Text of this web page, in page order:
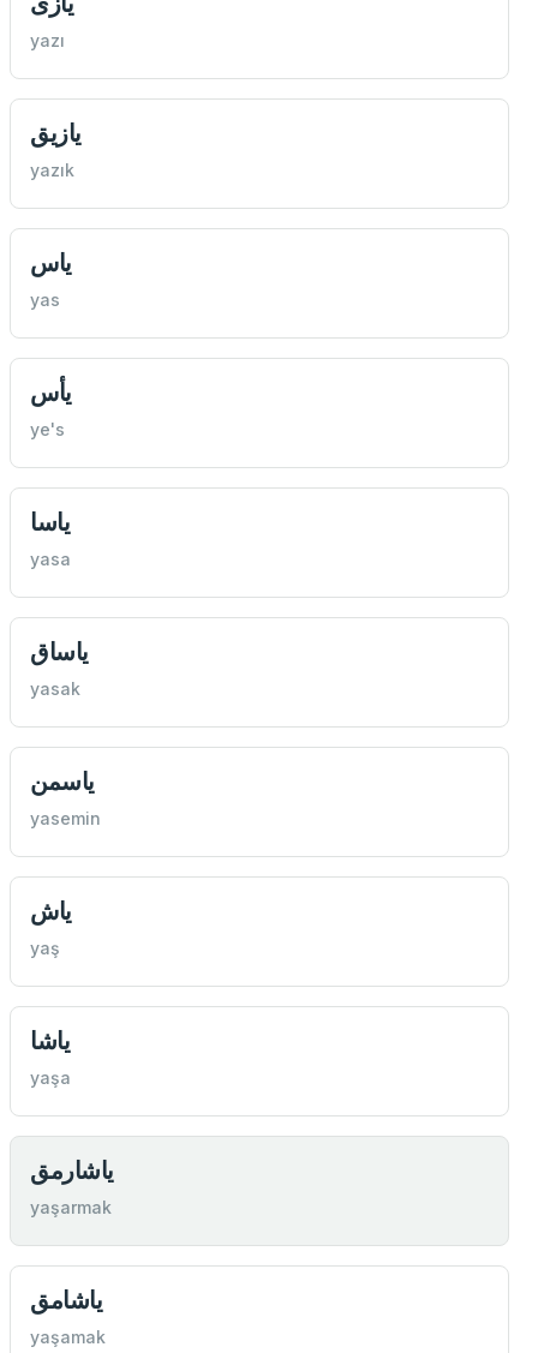
yazı
يازیق
yazık
ياس
yas
يأس
ye's
ياسا
yasa
ياساق
yasak
ياسمن
yasemin
ياش
yaş
ياشا
yaşa
ياشارمق
yaşarmak
ياشامق
yaşamak